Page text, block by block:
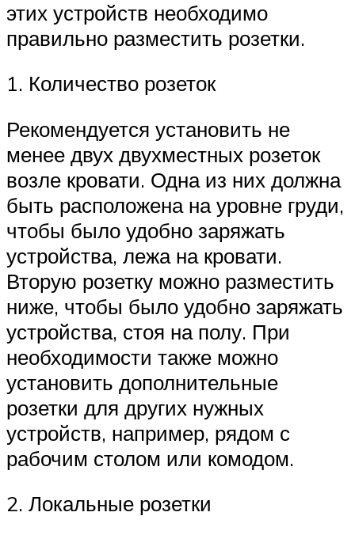
этих устройств необходимо
правильно разместить розетки.
1. Количество розеток
Рекомендуется установить не
менее двух двухместных розеток
возле кровати. Одна из них должна
быть расположена на уровне груди,
чтобы было удобно заряжать
устройства, лежа на кровати.
Вторую розетку можно разместить
ниже, чтобы было удобно заряжать
устройства, стоя на полу. При
необходимости также можно
установить дополнительные
розетки для других нужных
устройств, например, рядом с
рабочим столом или комодом.
2. Локальные розетки